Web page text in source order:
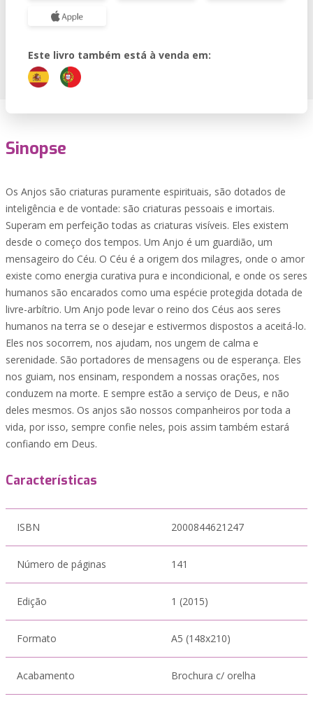
Este livro também está à venda em:
Sinopse
Os Anjos são criaturas puramente espirituais, são dotados de
inteligência e de vontade: são criaturas pessoais e imortais.
Superam em perfeição todas as criaturas visíveis. Eles existem
desde o começo dos tempos. Um Anjo é um guardião, um
mensageiro do Céu. O Céu é a origem dos milagres, onde o amor
existe como energia curativa pura e incondicional, e onde os seres
humanos são encarados como uma espécie protegida dotada de
livre-arbítrio. Um Anjo pode levar o reino dos Céus aos seres
humanos na terra se o desejar e estivermos dispostos a aceitá-lo.
Eles nos socorrem, nos ajudam, nos ungem de calma e
serenidade. São portadores de mensagens ou de esperança. Eles
nos guiam, nos ensinam, respondem a nossas orações, nos
conduzem na morte. E sempre estão a serviço de Deus, e não
deles mesmos. Os anjos são nossos companheiros por toda a
vida, por isso, sempre confie neles, pois assim também estará
confiando em Deus.
Características
ISBN 2000844621247
Número de páginas 141
Edição 1 (2015)
Formato A5 (148x210)
Acabamento Brochura c/ orelha